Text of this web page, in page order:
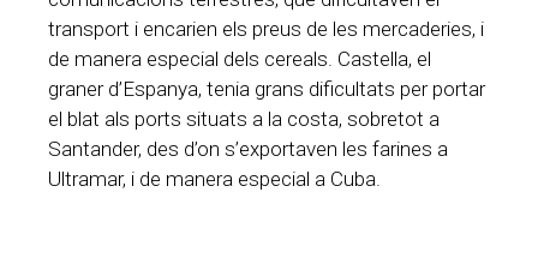
transport i encarien els preus de les mercaderies, i
de manera especial dels cereals. Castella, el
graner d’Espanya, tenia grans dificultats per portar
el blat als ports situats a la costa, sobretot a
Santander, des d’on s’exportaven les farines a
Ultramar, i de manera especial a Cuba.